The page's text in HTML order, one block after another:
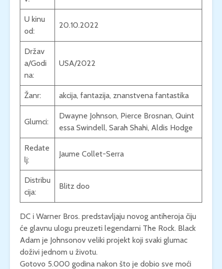
U kinu
od:
20.10.2022
Držav
a/Godi
na:
USA/2022
Žanr: akcija, fantazija, znanstvena fantastika
Glumci:
Dwayne Johnson, Pierce Brosnan, Quint
essa Swindell, Sarah Shahi, Aldis Hodge
Redate
lj:
Jaume Collet-Serra
Distribu
cija:
Blitz doo
DC i Warner Bros. predstavljaju novog antiheroja čiju
će glavnu ulogu preuzeti legendarni The Rock. Black
Adam je Johnsonov veliki projekt koji svaki glumac
doživi jednom u životu.
Gotovo 5.000 godina nakon što je dobio sve moći